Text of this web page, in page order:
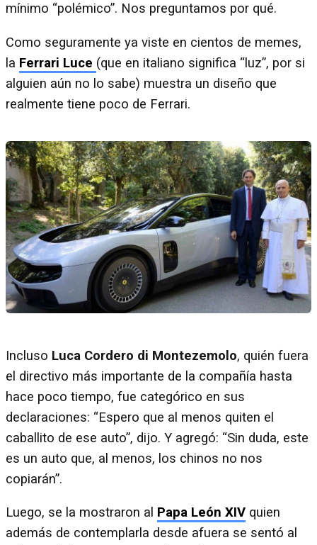
mínimo “polémico”. Nos preguntamos por qué.
Como seguramente ya viste en cientos de memes,
la Ferrari Luce (que en italiano significa “luz”, por si
alguien aún no lo sabe) muestra un diseño que
realmente tiene poco de Ferrari.
Incluso Luca Cordero di Montezemolo, quién fuera
el directivo más importante de la compañía hasta
hace poco tiempo, fue categórico en sus
declaraciones: “Espero que al menos quiten el
caballito de ese auto”, dijo. Y agregó: “Sin duda, este
es un auto que, al menos, los chinos no nos
copiarán”.
Luego, se la mostraron al Papa León XIV quien
además de contemplarla desde afuera se sentó al